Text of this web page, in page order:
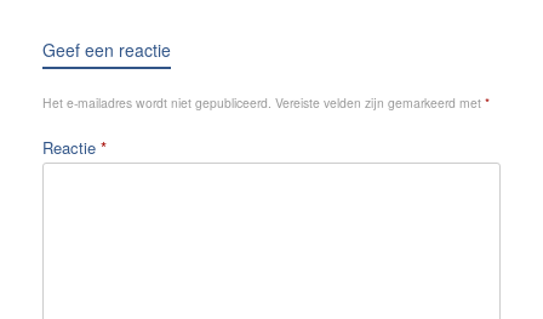
Geef een reactie
Het e-mailadres wordt niet gepubliceerd. Vereiste velden zijn gemarkeerd met *
Reactie *